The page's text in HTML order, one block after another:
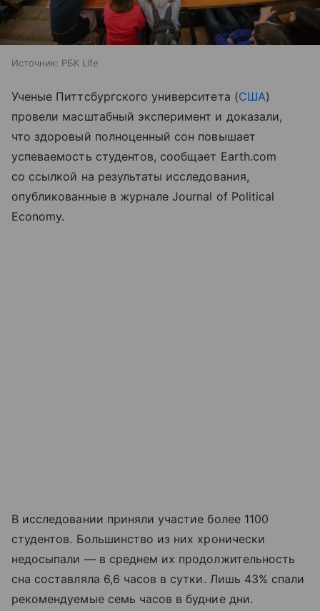
Источник: РБК Life
Ученые Питтсбургского университета (США)
провели масштабный эксперимент и доказали,
что здоровый полноценный сон повышает
успеваемость студентов, сообщает Earth.com
со ссылкой на результаты исследования,
опубликованные в журнале Journal of Political
Economy.
В исследовании приняли участие более 1100
студентов. Большинство из них хронически
недосыпали — в среднем их продолжительность
сна составляла 6,6 часов в сутки. Лишь 43% спали
рекомендуемые семь часов в будние дни.